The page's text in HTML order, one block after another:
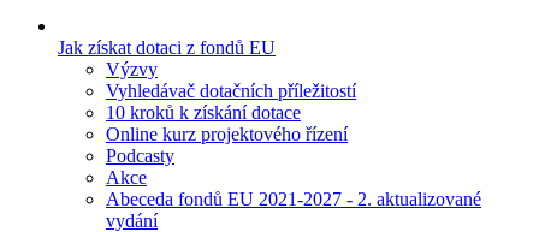
Jak získat dotaci z fondů EU
Výzvy
Vyhledávač dotačních příležitostí
10 kroků k získání dotace
Online kurz projektového řízení
Podcasty
Akce
Abeceda fondů EU 2021-2027 - 2. aktualizované
vydání